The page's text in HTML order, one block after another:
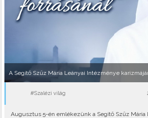
A Segítő Szűz Mária Leányai Intézménye
#Szalézi világ
Augusztus 5-én emlékezünk a Segítő Szűz Mária